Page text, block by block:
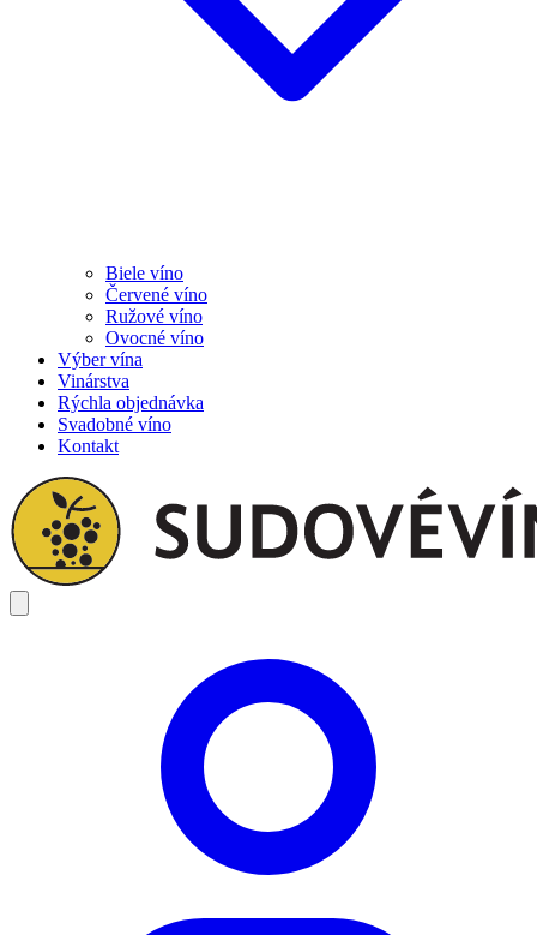
Biele víno
Červené víno
Ružové víno
Ovocné víno
Výber vína
Vinárstva
Rýchla objednávka
Svadobné víno
Kontakt